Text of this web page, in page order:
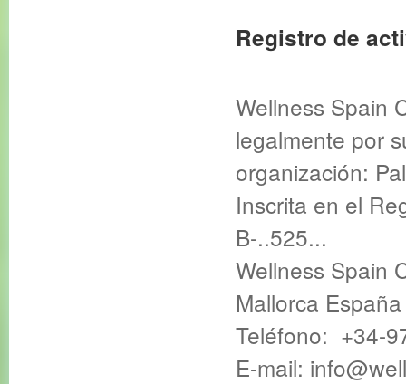
Registro de
Wellness Spain
legalmente por
organización:
Inscrita en el
B-..525...
Wellness Spain
Mallorca España
Teléfono: +34-
E-mail: